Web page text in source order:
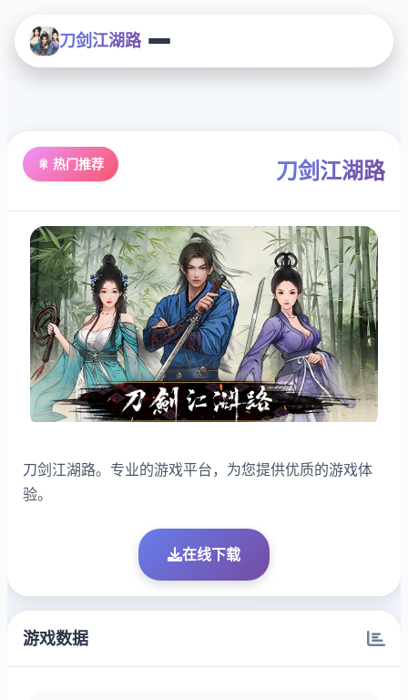
刀剑江湖路
🎇 热门推荐 刀剑江湖路
刀剑江湖路。专业的游戏平台，为您提供优质的游戏体
验。
在线下载
游戏数据